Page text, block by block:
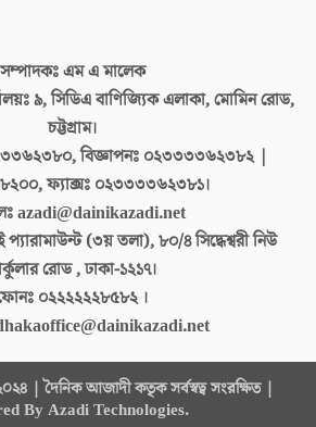
সম্পাদকঃএম এ মালেক
৯, সিডিএ বাণিজ্যিক এলাকা, মোমিন রোড,
চট্টগ্রাম।
বিজ্ঞাপনঃ ০২৩৩৩৩৬২৩৮২ |
ফ্যাক্সঃ ০২৩৩৩৩৬২৩৮১।
azadi@dainikazadi.net
(৩য় তলা), ৮০/৪ সিদ্ধেশ্বরী নিউ
রোড , ঢাকা-১২১৭।
০২২২২২২৮৫৮২ ।
| দৈনিক আজাদী কতৃক সর্বস্বত্ব সংরক্ষিত |
By Azadi Technologies.